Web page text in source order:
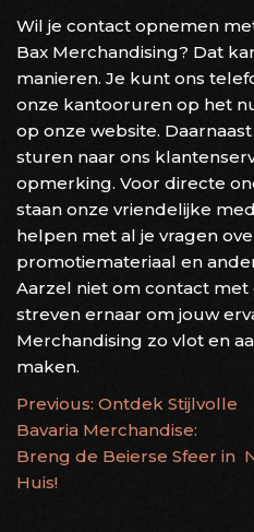
Wil je contact opnemen
Bax Merchandising? Dat
manieren. Je kunt ons
onze kantooruren op het
op onze website.
sturen naar ons
opmerking. Voor directe
staan onze vriendelijke
helpen met al je vragen
promotiemateriaal en
Aarzel niet om contact met
streven ernaar om jouw
Merchandising zo vlot en
maken.
Previous: Ontdek Stijlvolle
Bavaria Merchandise:
Breng de Beierse Sfeer in
Huis!